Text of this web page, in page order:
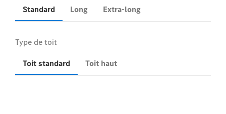
Standard Long Extra-long
Toit standard Toit haut